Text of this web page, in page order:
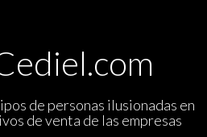
de personas ilusionadas en
de venta de las empresas